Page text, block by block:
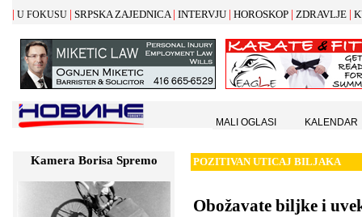
| U FOKUSU | SRPSKA ZAJEDNICA | INTERVJU | HOROSKOP | ZDRAVLJE |
Kamera Borisa Spremo POZITIVAN UTICAJ BILJAKA
Obožavate biljke i
MALI OGLASI KALENDAR